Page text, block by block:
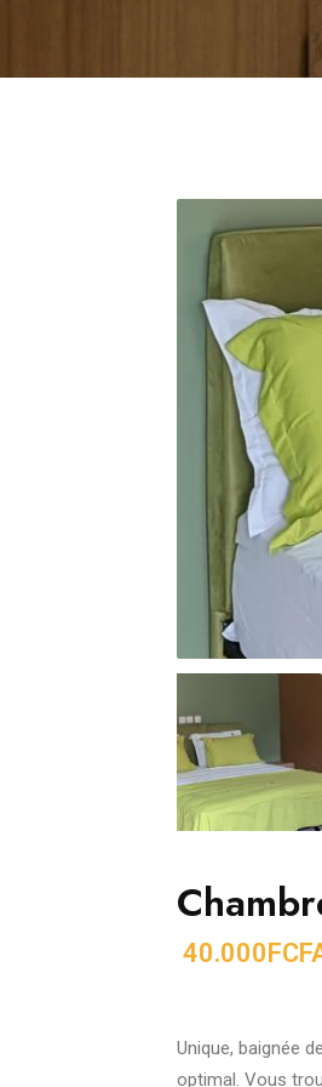
‎Unique, baignée
optimal. Vous